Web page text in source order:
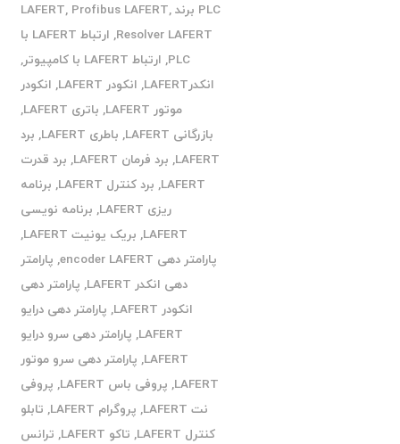
PLC برند LAFERT
, Profibus LAFERT,
Resolver LAFERT
,
ارتباط LAFERT با
PLC
, ارتباط LAFERT با کامپیوتر
,
انکدرLAFERT
, انکودر LAFERT , انکودر
موتور LAFERT
, باتری LAFERT
,
بازرگانی LAFERT
, باطری LAFERT , برد
LAFERT
, برد فرمان LAFERT , برد قدرت
LAFERT
, برد کنترل LAFERT , برنامه
ریزی LAFERT
, برنامه نویسی
LAFERT
, بریک یونیت LAFERT
,
پارامتر دهی encoder LAFERT
, پارامتر
دهی انکدر LAFERT
, پارامتر دهی
انکودر LAFERT
, پارامتر دهی درایو
LAFERT
, پارامتر دهی سرو درایو
LAFERT
, پارامتر دهی سرو موتور
LAFERT
, پروفی باس LAFERT , پروفی
نت LAFERT
, پروگرام LAFERT , تابلو
کنترل LAFERT
, تاکو LAFERT , ترانس